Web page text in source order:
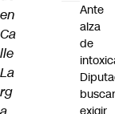
en
Ca
lle
La
rg
Ante
alza
de
exigir